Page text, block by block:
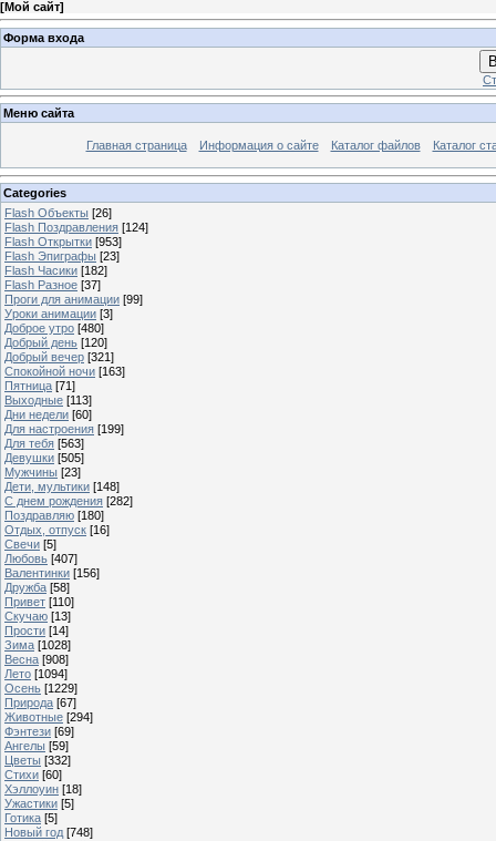
[Мой сайт]
Форма входа
Меню сайта
Главная страница Информация о сайте Каталог файлов Каталог
Categories
Flash Объекты [26]
Flash Поздравления [124]
Flash Открытки [953]
Flash Эпиграфы [23]
Flash Часики [182]
Flash Разное [37]
Проги для анимации [99]
Уроки анимации [3]
Доброе утро [480]
Добрый день [120]
Добрый вечер [321]
Спокойной ночи [163]
Пятница [71]
Выходные [113]
Дни недели [60]
Для настроения [199]
Для тебя [563]
Девушки [505]
Мужчины [23]
Дети, мультики [148]
С днем рождения [282]
Поздравляю [180]
Отдых, отпуск [16]
Свечи [5]
Любовь [407]
Валентинки [156]
Дружба [58]
Привет [110]
Скучаю [13]
Прости [14]
Зима [1028]
Весна [908]
Лето [1094]
Осень [1229]
Природа [67]
Животные [294]
Фэнтези [69]
Ангелы [59]
Цветы [332]
Стихи [60]
Хэллоуин [18]
Ужастики [5]
Готика [5]
Новый год [748]